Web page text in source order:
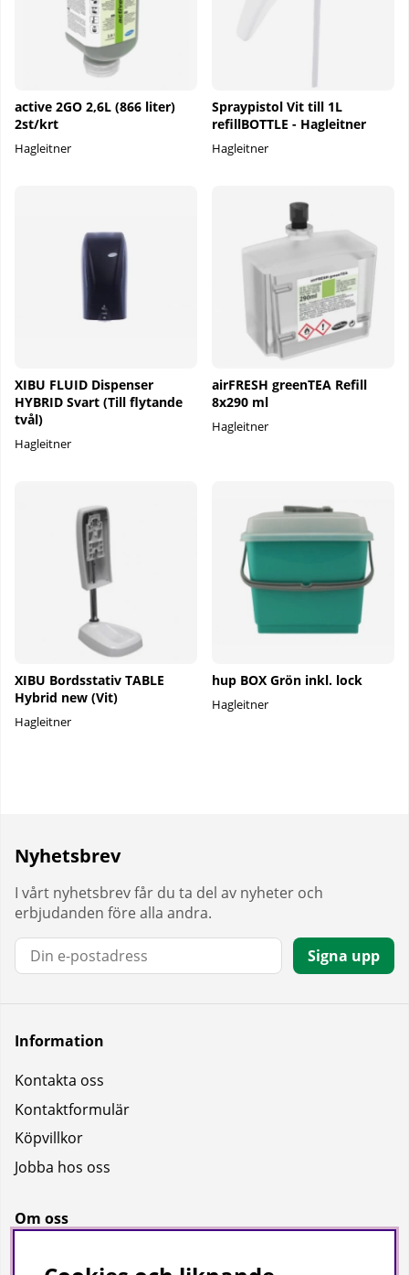
active 2GO 2,6L (866 liter)
2st/krt
Hagleitner
Spraypistol Vit till 1L
refillBOTTLE - Hagleitner
Hagleitner
XIBU FLUID Dispenser
HYBRID Svart (Till flytande
tvål)
Hagleitner
airFRESH greenTEA Refill
8x290 ml
Hagleitner
XIBU Bordsstativ TABLE
Hybrid new (Vit)
Hagleitner
hup BOX Grön inkl. lock
Hagleitner
Nyhetsbrev
I vårt nyhetsbrev får du ta del av nyheter och
erbjudanden före alla andra.
E-post:
Signa upp
Information
Kontakta oss
Kontaktformulär
Köpvillkor
Jobba hos oss
Om oss